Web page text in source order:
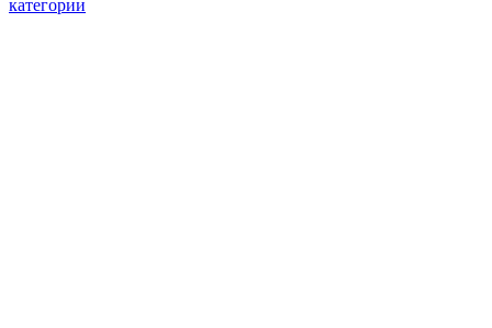
категории